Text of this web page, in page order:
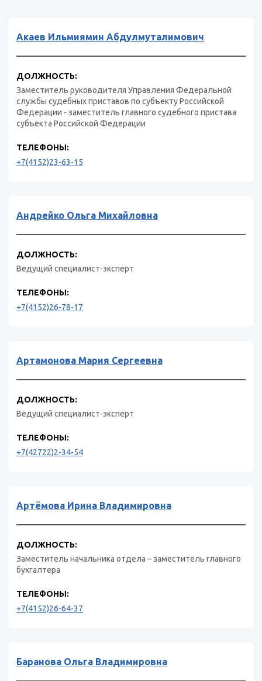
Акаев Ильмиямин Абдулмуталимович
ДОЛЖНОСТЬ:
Заместитель руководителя Управления Федеральной
службы судебных приставов по субъекту Российской
Федерации - заместитель главного судебного пристава
субъекта Российской Федерации
ТЕЛЕФОНЫ:
+7(4152)23-63-15
Андрейко Ольга Михайловна
ДОЛЖНОСТЬ:
Ведущий специалист-эксперт
ТЕЛЕФОНЫ:
+7(4152)26-78-17
Артамонова Мария Сергеевна
ДОЛЖНОСТЬ:
Ведущий специалист-эксперт
ТЕЛЕФОНЫ:
+7(42722)2-34-54
Артёмова Ирина Владимировна
ДОЛЖНОСТЬ:
Заместитель начальника отдела – заместитель главного
бухгалтера
ТЕЛЕФОНЫ:
+7(4152)26-64-37
Баранова Ольга Владимировна